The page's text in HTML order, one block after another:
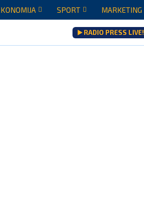
SPORT MARKETING
▶️ RADIO PRESS LIVE!